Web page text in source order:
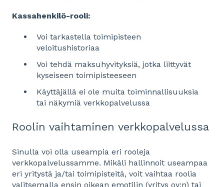
Kassahenkilö-rooli:
Voi tarkastella toimipisteen
veloitushistoriaa
Voi tehdä maksuhyvityksiä, jotka liittyvät
kyseiseen toimipisteeseen
Käyttäjällä ei ole muita toiminnallisuuksia
tai näkymiä verkkopalvelussa
Roolin vaihtaminen verkkopalvelussa
Sinulla voi olla useampia eri rooleja
verkkopalvelussamme. Mikäli hallinnoit useampaa
eri yritystä ja/tai toimipisteitä, voit vaihtaa roolia
valitsemalla ensin oikean emotilin (yritys oy:n) tai